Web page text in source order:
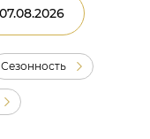
Сезонность